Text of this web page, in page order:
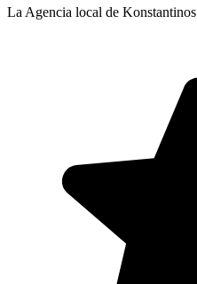
La Agencia local de Konstantinos